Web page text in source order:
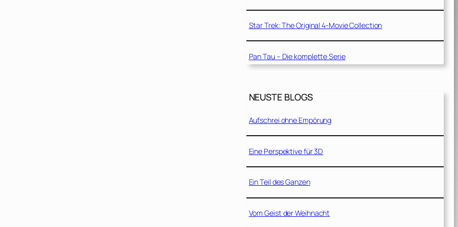
Star Trek: The Original 4-Movie Collection
Pan Tau – Die komplette Serie
NEUSTE BLOGS
Aufschrei ohne Empörung
Eine Perspektive für 3D
Ein Teil des Ganzen
Vom Geist der Weihnacht